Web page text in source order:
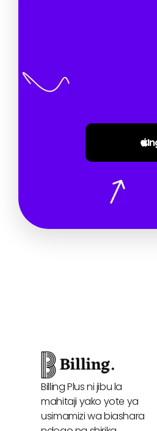
Billing Plus ni jibu la
mahitaji yako yote ya
usimamizi wa biashara